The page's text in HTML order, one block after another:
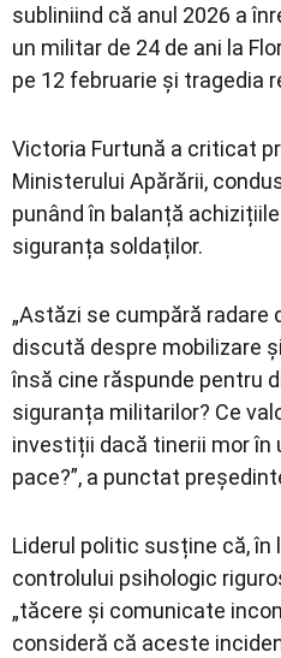
subliniind că anul 2026 a
un militar de 24 de ani la
pe 12 februarie și tragedia
Victoria Furtună a criticat
Ministerului Apărării,
punând în balanță
siguranța soldaților.
„Astăzi se cumpără radare
discută despre mobilizare
însă cine răspunde pentru
siguranța militarilor? Ce
investiții dacă tinerii mor
pace?”, a punctat
Liderul politic susține că, în
controlului psihologic
„tăcere și comunicate
consideră că aceste